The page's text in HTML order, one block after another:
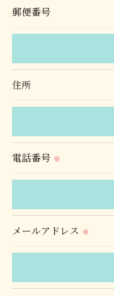
予めご了承ください。
いて＞
当社では、お客様の
用停止の手続を定め
す。
個人情報の開示･訂
きにつきましては、
郵便番号
住所
電話番号 ※
メールアドレス ※